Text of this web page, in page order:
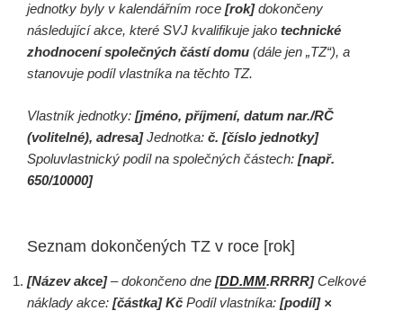
jednotky byly v kalendářním roce [rok]dokončeny
následující akce, které SVJ kvalifikuje jako technické
zhodnocení společných částí domu (dále jen „TZ“), a
stanovuje podíl vlastníka na těchto TZ.
Vlastník jednotky: [jméno, příjmení, datum nar./RČ
(volitelné), adresa]Jednotka: č. [číslo jednotky]
Spoluvlastnický podíl na společných částech: [např.
650/10000]
Seznam dokončených TZ v roce [rok]
[Název akce]– dokončeno dne [DD.MM.RRRR]Celkové
náklady akce: [částka] Kč Podíl vlastníka: [podíl] ×